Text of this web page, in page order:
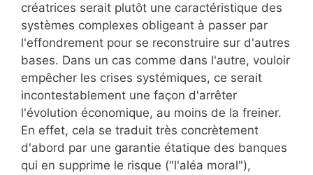
créatrices serait plutôt une caractéristique des
systèmes complexes obligeant à passer par
l'effondrement pour se reconstruire sur d'autres
bases. Dans un cas comme dans l'autre, vouloir
empêcher les crises systémiques, ce serait
incontestablement une façon d'arrêter
l'évolution économique, au moins de la freiner.
En effet, cela se traduit très concrètement
d'abord par une garantie étatique des banques
qui en supprime le risque ("l'aléa moral"),